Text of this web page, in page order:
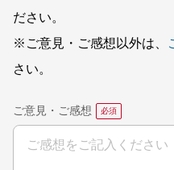
ださい。
※ご意見・ご感想以外は、
さい。
ご意見・ご感想